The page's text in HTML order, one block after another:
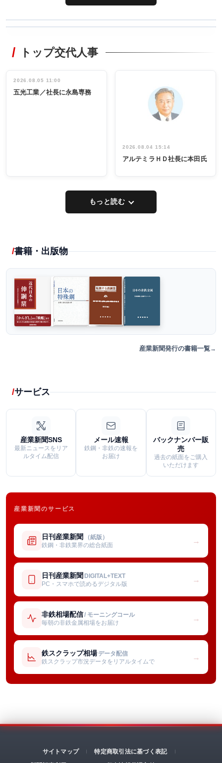
非鉄業界で
インタビュ
ー／社内ア
タックトレー
祝う 業界関
係者ら220人
出席
トップ交代人事
2026.08.05 11:00
五光工業／社長に永島専務
2026.08.04 15:14
アルテミラＨＤ社長に本田氏
もっと読む
書籍・出版物
産業新聞発行の書籍一覧
サービス
産業新聞SNS
最新ニュースをリア
ルタイム配信
メール速報
鉄鋼・非鉄の速報を
お届け
バックナンバー販
売
過去の紙面をご購入
いただけます
産業新聞のサービス
日刊産業新聞 （紙版）
鉄鋼・非鉄業界の総合紙面
→
日刊産業新聞 DIGITAL+TEXT
PC・スマホで読めるデジタル版
→
非鉄相場配信/ モーニングコール
毎朝の非鉄金属相場をお届け
→
鉄スクラップ相場 データ配信
鉄スクラップ市況データをリアルタイムで
→
サイトマップ
特定商取引法に基づく表記